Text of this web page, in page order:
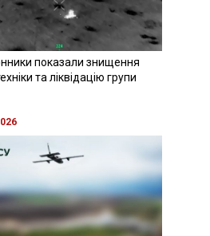
показали знищення
та ліквідацію групи